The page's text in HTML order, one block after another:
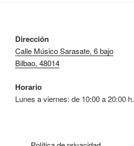
Dirección
Calle Músico Sarasate, 6 bajo
Bilbao, 48014
Horario
Lunes a viernes: de 10:00 a 20:00 h.